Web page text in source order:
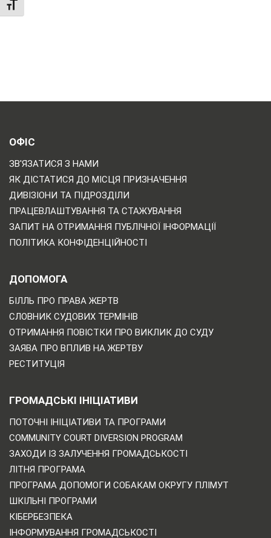
TOGGLE FONT SIZE
ОФІС
ЗВ'ЯЗАТИСЯ З НАМИ
ЯК ДІСТАТИСЯ ДО МІСЦЯ ПРИЗНАЧЕННЯ
ДИВІЗІОНИ ТА ПІДРОЗДІЛИ
ПРАЦЕВЛАШТУВАННЯ ТА СТАЖУВАННЯ
ЗАПИТ НА ОТРИМАННЯ ПУБЛІЧНОЇ ІНФОРМАЦІЇ
ПОЛІТИКА КОНФІДЕНЦІЙНОСТІ
ДОПОМОГА
БІЛЛЬ ПРО ПРАВА ЖЕРТВ
СЛОВНИК СУДОВИХ ТЕРМІНІВ
ОТРИМАННЯ ПОВІСТКИ ПРО ВИКЛИК ДО СУДУ
ЗАЯВА ПРО ВПЛИВ НА ЖЕРТВУ
РЕСТИТУЦІЯ
ГРОМАДСЬКІ ІНІЦІАТИВИ
ПОТОЧНІ ІНІЦІАТИВИ ТА ПРОГРАМИ
COMMUNITY COURT DIVERSION PROGRAM
ЗАХОДИ ІЗ ЗАЛУЧЕННЯ ГРОМАДСЬКОСТІ
ЛІТНЯ ПРОГРАМА
ПРОГРАМА ДОПОМОГИ СОБАКАМ ОКРУГУ ПЛІМУТ
ШКІЛЬНІ ПРОГРАМИ
КІБЕРБЕЗПЕКА
ІНФОРМУВАННЯ ГРОМАДСЬКОСТІ